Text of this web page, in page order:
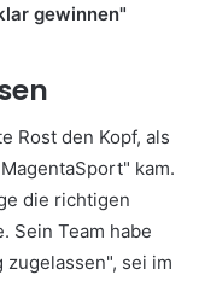
gewinnen"
Rost den Kopf, als
kam.
die richtigen
Sein Team habe
sei im